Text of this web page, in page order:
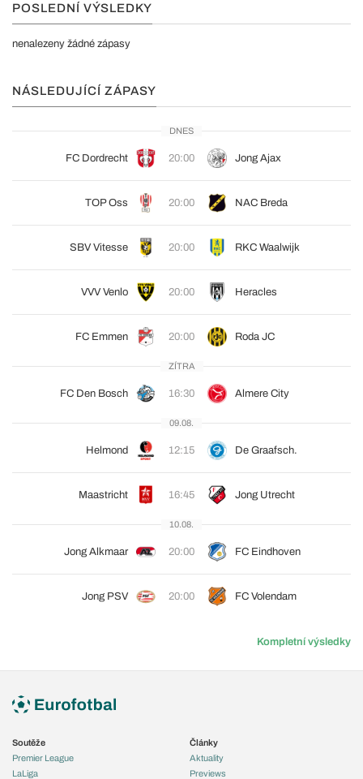
POSLEDNÍ VÝSLEDKY
nenalezeny žádné zápasy
NÁSLEDUJÍCÍ ZÁPASY
DNES
FC Dordrecht 20:00 Jong Ajax
TOP Oss 20:00 NAC Breda
SBV Vitesse 20:00 RKC Waalwijk
VVV Venlo 20:00 Heracles
FC Emmen 20:00 Roda JC
ZÍTRA
FC Den Bosch 16:30 Almere City
09.08.
Helmond 12:15 De Graafsch.
Maastricht 16:45 Jong Utrecht
10.08.
Jong Alkmaar 20:00 FC Eindhoven
Jong PSV 20:00 FC Volendam
Kompletní výsledky
Soutěže
Premier League
LaLiga
Články
Aktuality
Previews